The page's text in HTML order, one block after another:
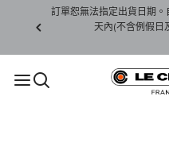
下水)，若
訂單恕無法指定出貨日期
天內(不含例假日